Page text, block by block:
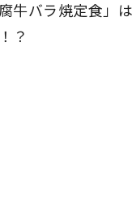
牛バラ焼定食」
？